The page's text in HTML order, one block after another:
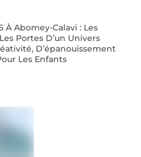
À Abomey-Calavi : Les
Portes D’un Univers
D’épanouissement
Les Enfants